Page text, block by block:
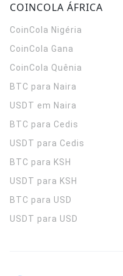
COINCOLA ÁFRICA
CoinCola Nigéria
CoinCola Gana
CoinCola Quênia
BTC para Naira
USDT em Naira
BTC para Cedis
USDT para Cedis
BTC para KSH
USDT para KSH
BTC para USD
USDT para USD